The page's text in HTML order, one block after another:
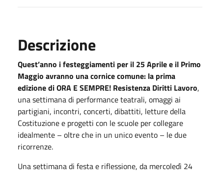
Descrizione
Quest’anno i festeggiamenti per il 25 Aprile e il Primo
Maggio avranno una cornice comune: la prima
edizione di ORA E SEMPRE! Resistenza Diritti Lavoro,
una settimana di performance teatrali, omaggi ai
partigiani, incontri, concerti, dibattiti, letture della
Costituzione e progetti con le scuole per collegare
idealmente – oltre che in un unico evento – le due
ricorrenze.
Una settimana di festa e riflessione, da mercoledì 24